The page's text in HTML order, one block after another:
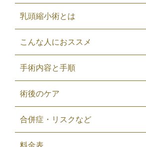
乳頭縮小術とは
こんな人におススメ
手術内容と手順
術後のケア
合併症・リスクなど
料金表